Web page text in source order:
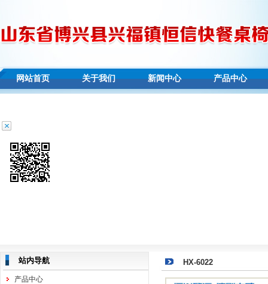
网站首页 关于我们 新闻中心 产品中心
站内导航
产品中心
HX-6022